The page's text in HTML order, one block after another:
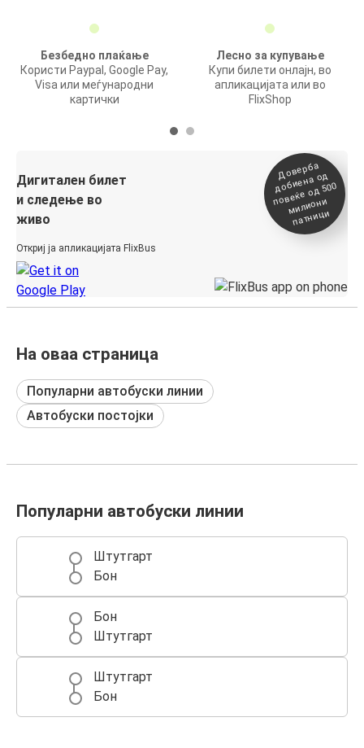
Безбедно плаќање
Користи Paypal, Google Pay,
Visa или меѓународни
картички
Лесно за купување
Купи билети онлајн, во
апликацијата или во
FlixShop
Дигитален билет
и следење во
живо
Откриј ја апликацијата FlixBus
Доверба
добиена о
д
повеќе о
д 500
милиони
патници
На оваа страница
Популарни автобуски линии
Автобуски постојки
Популарни автобуски линии
Штутгарт
Бон
Бон
Штутгарт
Штутгарт
Бон